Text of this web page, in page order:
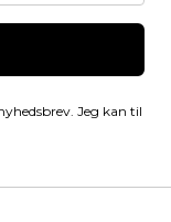
Jeg kan til